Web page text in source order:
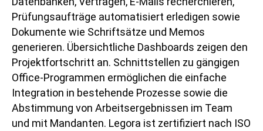
Prüfungsaufträge automatisiert erledigen sowie
Dokumente wie Schriftsätze und Memos
generieren. Übersichtliche Dashboards zeigen den
Projektfortschritt an. Schnittstellen zu gängigen
Office-Programmen ermöglichen die einfache
Integration in bestehende Prozesse sowie die
Abstimmung von Arbeitsergebnissen im Team
und mit Mandanten. Legora ist zertifiziert nach ISO